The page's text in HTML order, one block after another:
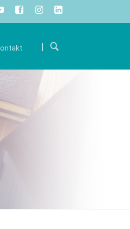
navigaci
výrobu zimních
stisknutím
a transparentně.
týmu a
nás najdete
formulář